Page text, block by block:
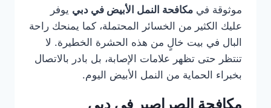
موثوقة في مكافحة النمل الأبيض في دبي يوفر
عليك الكثير من الخسائر المحتملة، كما يمنحك راحة
البال في بيت خالٍ من هذه الحشرة الخطيرة. لا
تنتظر حتى تظهر علامات الإصابة، بل بادر بالاتصال
بخبراء الحماية من النمل الأبيض اليوم.
مكافحة الصراصير في دبي